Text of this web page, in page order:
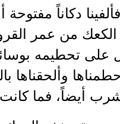
دكاناً
الكعك من عمر
على تحطيمه
وألحقناها
أيضاً، فما كانت